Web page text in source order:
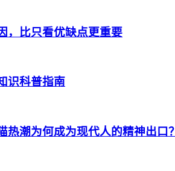
，比只看优缺点更重要
识科普指南
热潮为何成为现代人的精神出口？